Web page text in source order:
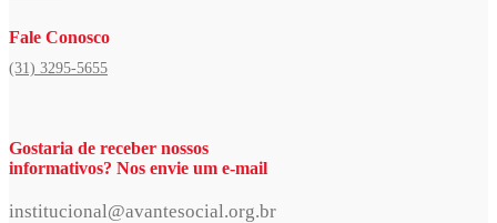
Fale Conosco
(31) 3295-5655
Gostaria de receber nossos
informativos? Nos envie um e-mail
institucional@avantesocial.org.br